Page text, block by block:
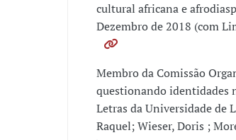
cultural africana e
Dezembro de 2018 (com
Membro da Comissão
questionando identidades
Letras da Universidade de
Raquel; Wieser, Doris ;